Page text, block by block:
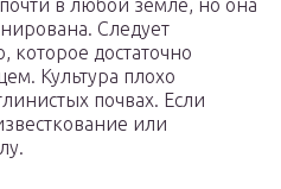
в любой земле, но она
Следует
которое достаточно
Культура плохо
почвах. Если
или